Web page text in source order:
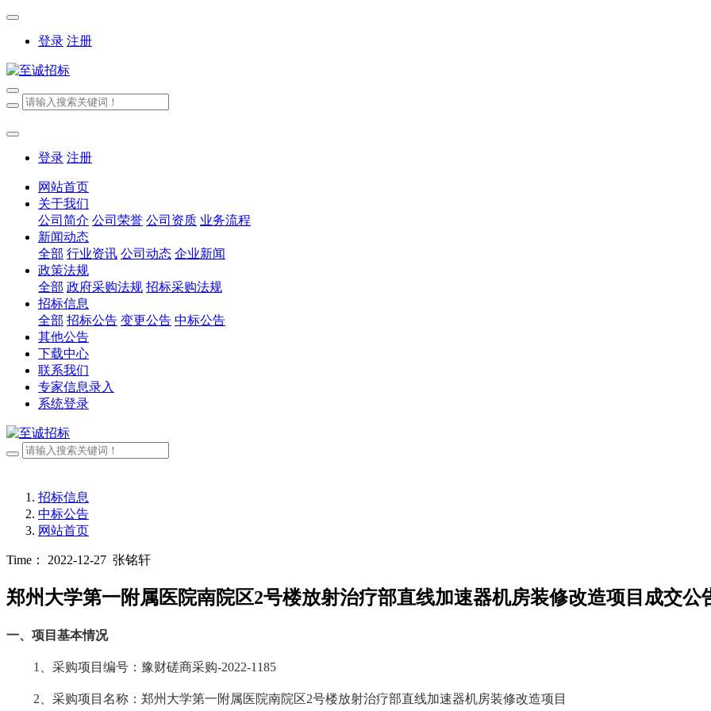
登录 注册
登录 注册
网站首页
关于我们
公司简介 公司荣誉 公司资质 业务流程
新闻动态
全部 行业资讯 公司动态 企业新闻
政策法规
全部 政府采购法规 招标采购法规
招标信息
全部 招标公告 变更公告 中标公告
其他公告
下载中心
联系我们
专家信息录入
系统登录
招标信息
中标公告
网站首页
Time： 2022-12-27 张铭轩
郑州大学第一附属医院南院区2号楼放射治疗部直线加速器机房装修改造项目成交公
一、 项目基本情况
1、采购项目编号： 豫财磋商采购-2022-1185
2、采购项目名称： 郑州大学第一附属医院南院区2号楼放射治疗部直线加速器机房装修改造项目